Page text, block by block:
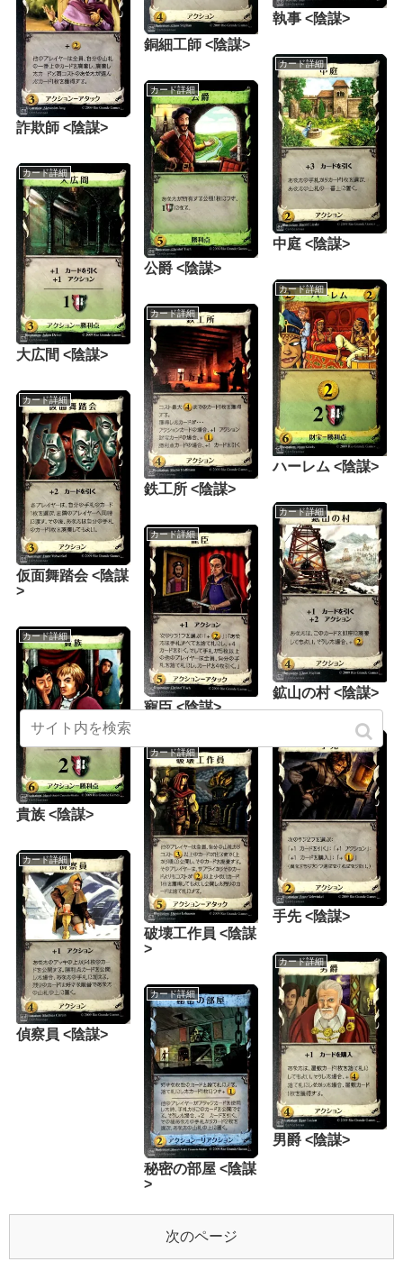
執事 <陰謀>
銅細工師 <陰謀>
詐欺師 <陰謀>
カード詳細
中庭 <陰謀>
カード詳細
公爵 <陰謀>
カード詳細
大広間 <陰謀>
カード詳細
ハーレム <陰謀>
カード詳細
鉄工所 <陰謀>
カード詳細
仮面舞踏会 <陰謀
>
カード詳細
鉱山の村 <陰謀>
カード詳細
寵臣 <陰謀>
カード詳細
貴族 <陰謀>
手先 <陰謀>
カード詳細
破壊工作員 <陰謀
>
カード詳細
偵察員 <陰謀>
カード詳細
男爵 <陰謀>
カード詳細
秘密の部屋 <陰謀
>
次のページ